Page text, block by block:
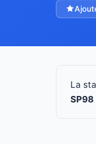
La
SP98